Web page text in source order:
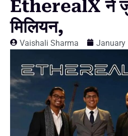
EtherealX ने
मिलियन,
Vaishali Sharma January